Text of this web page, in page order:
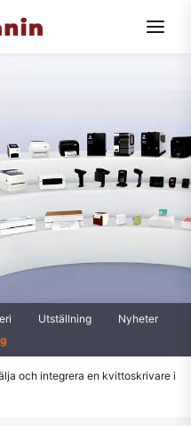
Utställning
Nyheter
och integrera en kvittoskrivare i